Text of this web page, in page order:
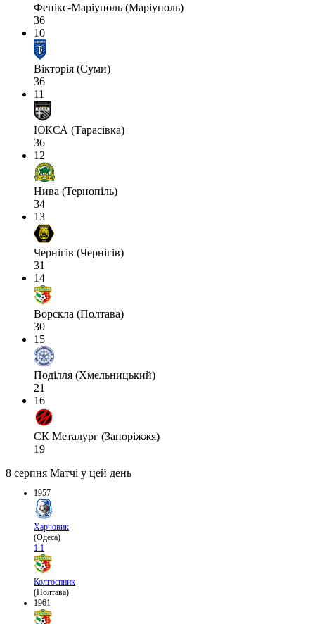
Фенікс-Маріуполь (Маріуполь)
36
10
Вікторія (Суми)
36
11
ЮКСА (Тарасівка)
36
12
Нива (Тернопіль)
34
13
Чернігів (Чернігів)
31
14
Ворскла (Полтава)
30
15
Поділля (Хмельницький)
21
16
СК Металург (Запоріжжя)
19
8 серпня Матчі у цей день
1957
Харчовик
(Одеса)
1:1
Колгоспник
(Полтава)
1961